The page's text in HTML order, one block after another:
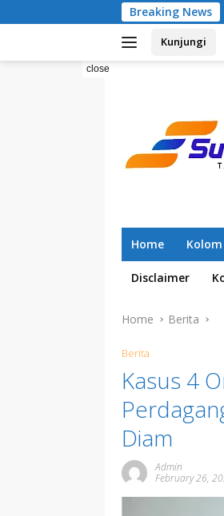
to
Breaking News
Kunjungi
close
Home
Disclaimer
Home Berita
Berita
Kasus 4
Diam
Admin
February 26,